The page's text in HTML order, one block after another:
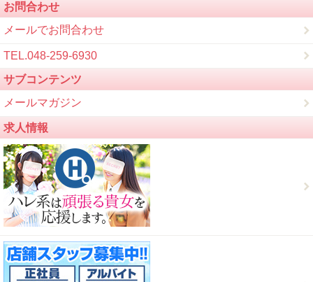
お問合わせ
メールでお問合わせ
TEL.048-259-6930
サブコンテンツ
メールマガジン
求人情報